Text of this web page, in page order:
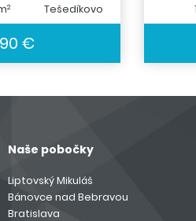
2 Tešedíkovo
€
Naše pobočky
Liptovský Mikuláš
Bánovce nad Bebravou
Bratislava